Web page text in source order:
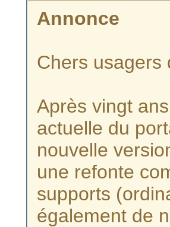
Annonce
Chers usagers
Après vingt
actuelle du
nouvelle
une refonte
supports
également de